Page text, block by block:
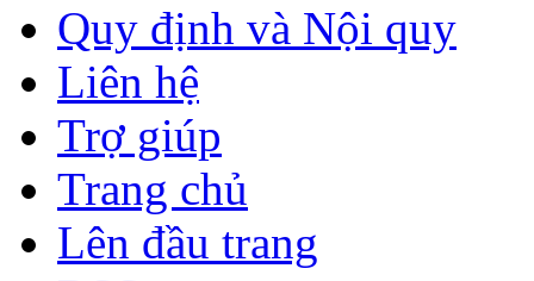
Quy định và Nội quy
Liên hệ
Trợ giúp
Trang chủ
Lên đầu trang